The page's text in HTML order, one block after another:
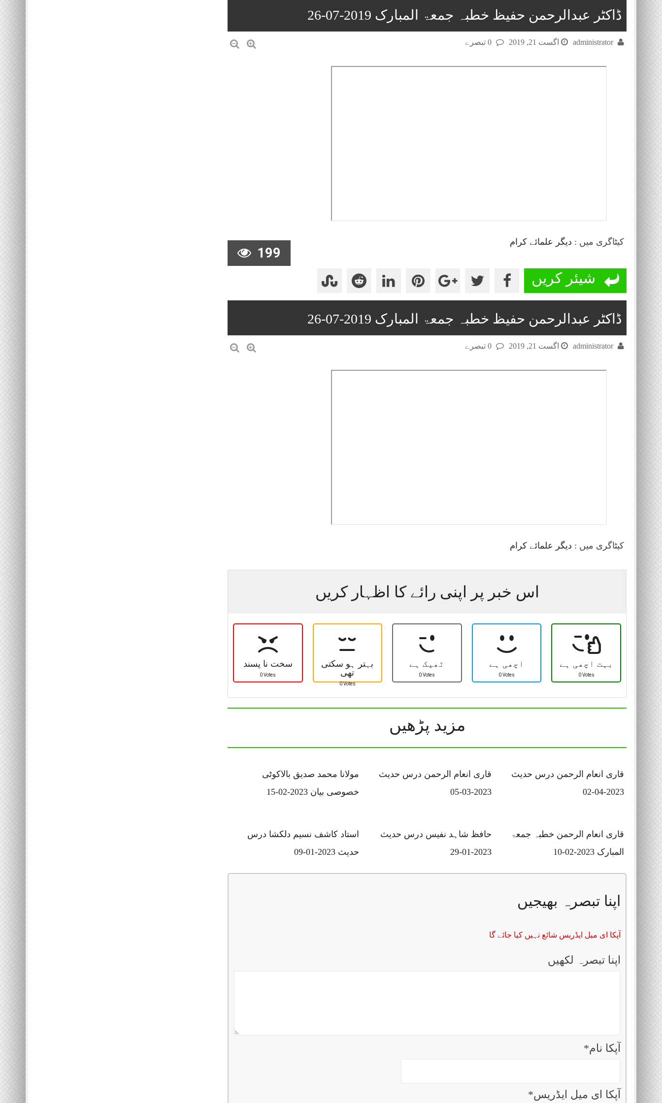
ڈاکٹر عبدالرحمن حفیظ خطبہ جمعۃ المبارک 2019-07-26
administrator اگست 21, 2019
کیٹاگری میں : دیگر علمائے کرام
199
شیئر کریں
ڈاکٹر عبدالرحمن حفیظ خطبہ جمعۃ المبارک 2019-07-26
administrator اگست 21, 2019
کیٹاگری میں : دیگر علمائے کرام
اس خبر پر اپنی رائے کا اظہار کریں
سخت نا پسند
0 Votes
بہتر ہو سکتی
تھی
0 Votes
ٹھیک ہے
0 Votes
اچھی ہے
0 Votes
بہت اچھی ہے
0 Votes
مزید پڑھیں
قاری انعام الرحمن درس حدیث
2023-04-02
قاری انعام الرحمن درس حدیث
2023-03-05
مولانا محمد صدیق بالاکوٹی
خصوصی بیان 2023-02-15
قاری انعام الرحمن خطبہ جمعۃ
المبارک 2023-02-10
حافظ شاہد نفیس درس حدیث
2023-01-29
استاد کاشف نسیم دلکشا درس
حدیث 2023-01-09
اپنا تبصرہ بھیجیں
آپکا ای میل ایڈریس شائع نہیں کیا جائے گا
اپنا تبصرہ لکھیں
آپکا نام*
آپکا ای میل ایڈریس*